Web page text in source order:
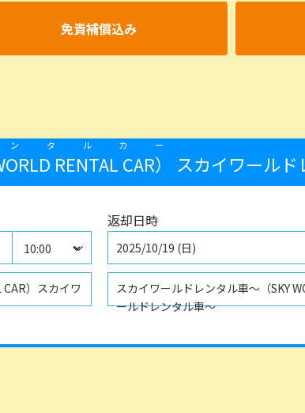
免責補償込み
RENTAL CAR）
タルカー
スカイワール
）スカイワ
返却日時
2025/10/19 (日)
スカイワールドレンタル車〜（SKY
ールドレンタル車～